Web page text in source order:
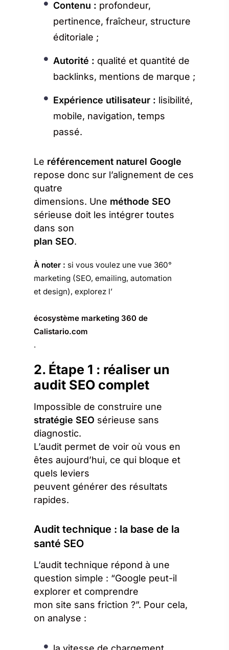
Contenu : profondeur,
pertinence, fraîcheur, structure
éditoriale ;
Autorité : qualité et quantité de
backlinks, mentions de marque ;
Expérience utilisateur : lisibilité,
mobile, navigation, temps
passé.
Le référencement naturel Google
repose donc sur l’alignement de ces
quatre
dimensions. Une méthode SEO
sérieuse doit les intégrer toutes
dans son
plan SEO.
À noter : si vous voulez une vue 360°
marketing (SEO, emailing, automation
et design), explorez l’
écosystème marketing 360 de
Calistario.com
.
2. Étape 1 : réaliser un
audit SEO complet
Impossible de construire une
stratégie SEO sérieuse sans
diagnostic.
L’audit permet de voir où vous en
êtes aujourd’hui, ce qui bloque et
quels leviers
peuvent générer des résultats
rapides.
Audit technique : la base de la
santé SEO
L’audit technique répond à une
question simple : “Google peut-il
explorer et comprendre
mon site sans friction ?”. Pour cela,
on analyse :